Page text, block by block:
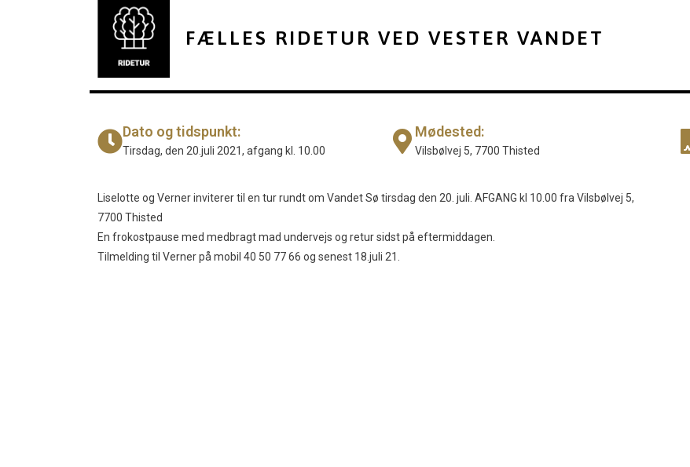
FÆLLES RIDETUR VED VESTER VANDET
Dato og tidspunkt:
Tirsdag, den 20.juli 2021, afgang kl. 10.00
Mødested:
Vilsbølvej 5, 7700 Thisted
Liselotte og Verner inviterer til en tur rundt om Vandet Sø tirsdag den 20. juli. AFGANG kl 10.00 fra Vilsbølvej 5,
7700 Thisted
En frokostpause med medbragt mad undervejs og retur sidst på eftermiddagen.
Tilmelding til Verner på mobil 40 50 77 66 og senest 18.juli 21.